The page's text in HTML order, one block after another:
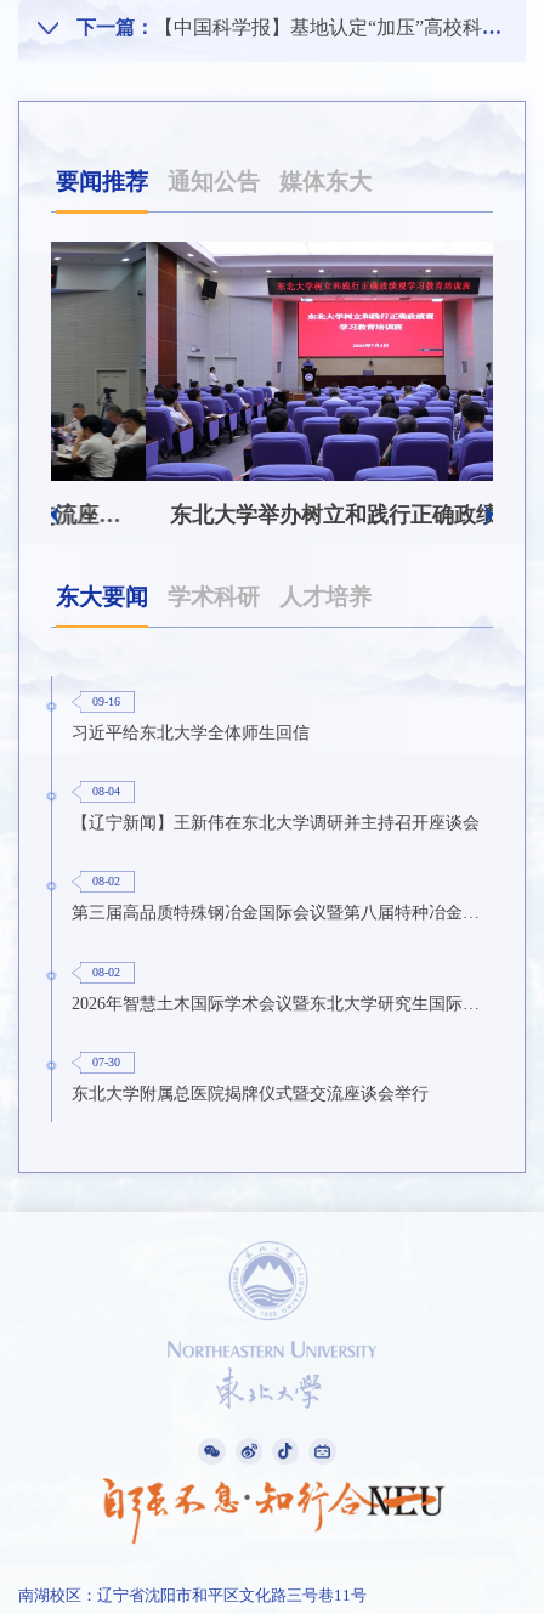
下一篇： 【中国科学报】基地认定“加压”高校科技成果转化
要闻推荐 通知公告 媒体东大
东北大学举办树立和践行正确政绩观学习教育培训班
东大要闻 学术科研 人才培养
09-16
习近平给东北大学全体师生回信
08-04
【辽宁新闻】王新伟在东北大学调研并主持召开座谈会
08-02
第三届高品质特殊钢冶金国际会议暨第八届特种冶金技术学术会议在东北大学召开
08-02
2026年智慧土木国际学术会议暨东北大学研究生国际暑期学校第九期在东北大学召开
07-30
东北大学附属总医院揭牌仪式暨交流座谈会举行
南湖校区：辽宁省沈阳市和平区文化路三号巷11号